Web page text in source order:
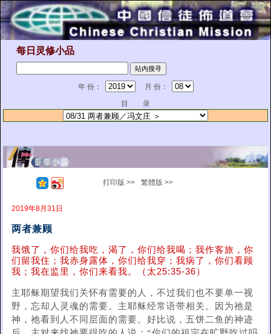
每日灵修小品
年 份：
月 份：
目 录
打印版 >> 繁體版 >>
2019年8月31日
两者兼顾
我饿了，你们给我吃，渴了，你们给我喝；我作客旅，你
们留我住；我赤身露体，你们给我穿；我病了，你们看顾
我；我在监里，你们来看我。（太25:35-36）
主耶稣期望我们关怀有需要的人，不过我们也不要单一视
野，忘却人灵魂的需要。主耶稣经常语带相关。因为祂是
神，祂看到人不同层面的需要。好比说，五饼二鱼的神迹